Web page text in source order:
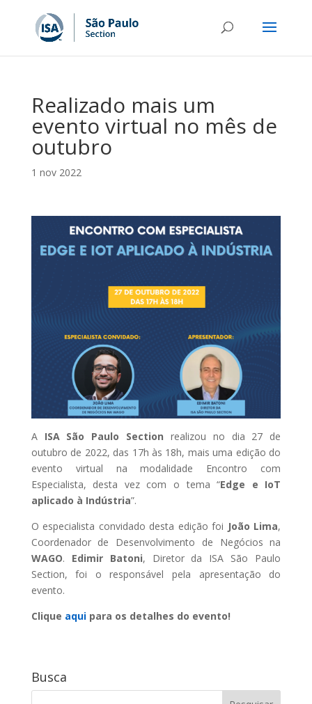
Realizado mais um
evento virtual no mês de
outubro
1 nov 2022
A ISA São Paulo Section realizou no dia 27 de
outubro de 2022, das 17h às 18h, mais uma edição do
evento virtual na modalidade Encontro com
Especialista, desta vez com o tema “Edge e IoT
aplicado à Indústria”.
O especialista convidado desta edição foi João Lima,
Coordenador de Desenvolvimento de Negócios na
WAGO. Edimir Batoni, Diretor da ISA São Paulo
Section, foi o responsável pela apresentação do
evento.
Clique aquipara os detalhes do evento!
Busca